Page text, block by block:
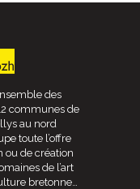
des
communes de
au nord
toute l’offre
ou de création
de l’art
bretonne…